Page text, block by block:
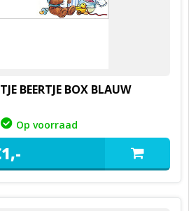
BEERTJE BOX BLAUW
Op voorraad
1,-